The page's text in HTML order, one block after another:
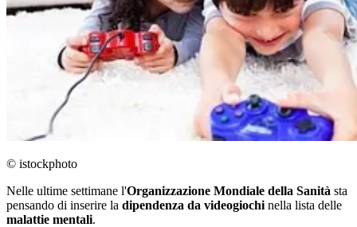
© istockphoto
Nelle ultime settimane l'Organizzazione Mondiale della Sanità sta
pensando di inserire la dipendenza da videogiochi nella lista delle
malattie mentali.